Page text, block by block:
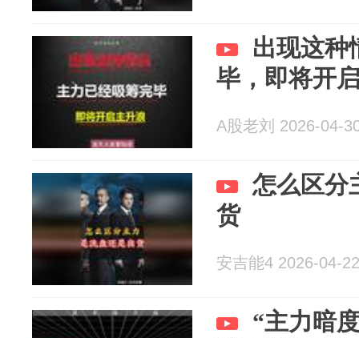
出现这种
毕，即将开
A股老刘 2026-04-
怎么区分
货
安吉能4 2026-04-22
“主力暗